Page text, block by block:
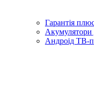
Гарантiя
Акумулятори
Андроід ТВ-